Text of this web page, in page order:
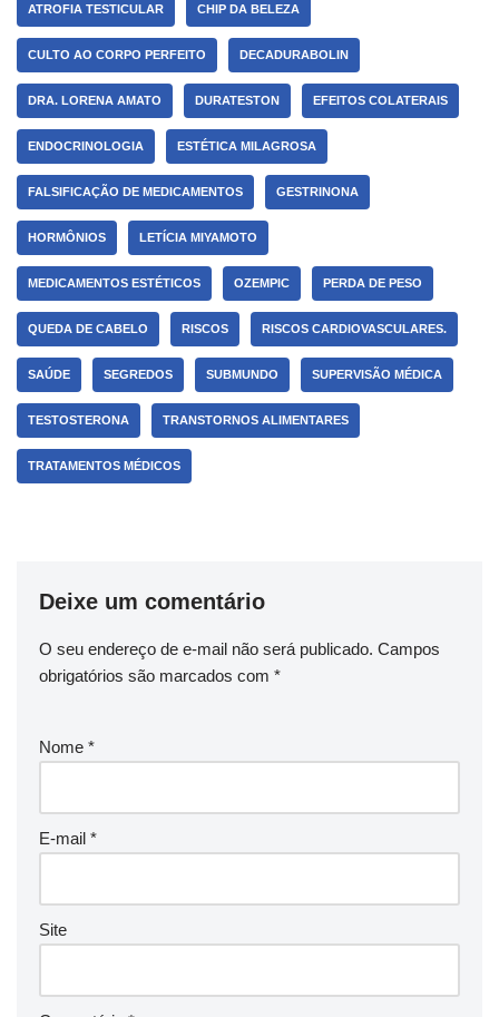
ATROFIA TESTICULAR CHIP DA BELEZA
CULTO AO CORPO PERFEITO DECADURABOLIN
DRA. LORENA AMATO DURATESTON EFEITOS COLATERAIS
ENDOCRINOLOGIA ESTÉTICA MILAGROSA
FALSIFICAÇÃO DE MEDICAMENTOS GESTRINONA
HORMÔNIOS LETÍCIA MIYAMOTO
MEDICAMENTOS ESTÉTICOS OZEMPIC PERDA DE PESO
QUEDA DE CABELO RISCOS RISCOS CARDIOVASCULARES.
SAÚDE SEGREDOS SUBMUNDO SUPERVISÃO MÉDICA
TESTOSTERONA TRANSTORNOS ALIMENTARES
TRATAMENTOS MÉDICOS
Deixe um comentário
O seu endereço de e-mail não será publicado. Campos
obrigatórios são marcados com *
Nome *
E-mail *
Site